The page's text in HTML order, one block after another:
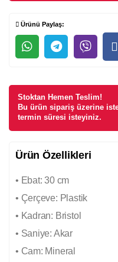
Ürünü Paylaş:
Stoktan Hemen Teslim!
Bu ürün sipariş üzerine
termin süresi isteyiniz.
Ürün Özellikleri
• Ebat: 30 cm
• Çerçeve: Plastik
• Kadran: Bristol
• Saniye: Akar
• Cam: Mineral